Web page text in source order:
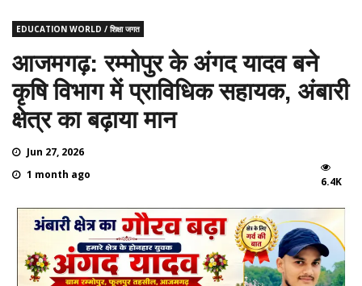
EDUCATION WORLD / शिक्षा जगत
आजमगढ़: रम्मोपुर के अंगद यादव बने
कृषि विभाग में प्राविधिक सहायक, अंबारी
क्षेत्र का बढ़ाया मान
Jun 27, 2026
1 month ago
6.4K